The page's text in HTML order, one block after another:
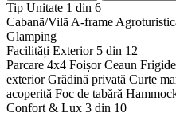
Tip Unitate 1 din 6
Cabanã/Vilã A-frame
Glamping
Facilități Exterior 5 din 12
Parcare 4x4 Foișor Ceaun
exterior Grădină privată Curte
acoperită Foc de tabără
Confort & Lux 3 din 10